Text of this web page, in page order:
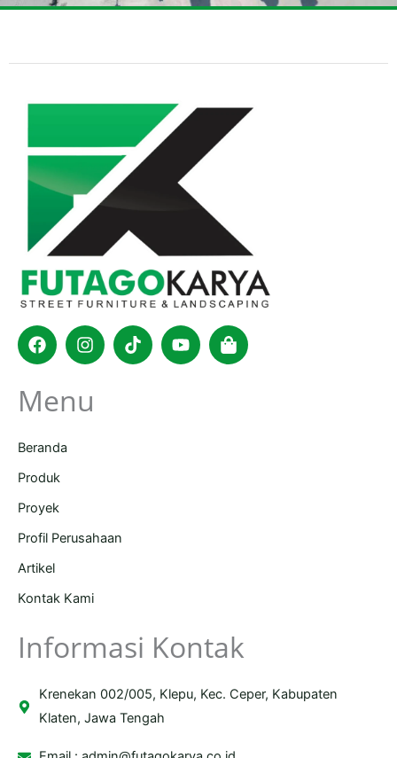
FacebookInstagram
TiktokYoutubeShopping-
bag
Menu
Beranda
Produk
Proyek
Profil Perusahaan
Artikel
Kontak Kami
Informasi Kontak
Krenekan 002/005, Klepu, Kec. Ceper, Kabupaten
Klaten, Jawa Tengah